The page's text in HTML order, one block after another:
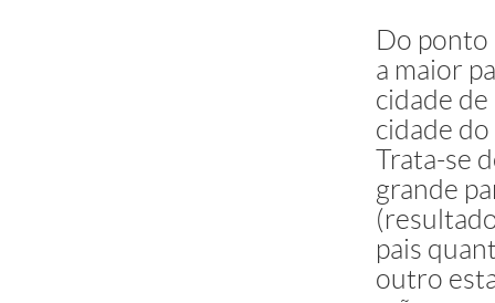
Jardim
Fonte: Fundação
Do
a maior
cidade de
cidade
Trata-se
grande
pais
outro